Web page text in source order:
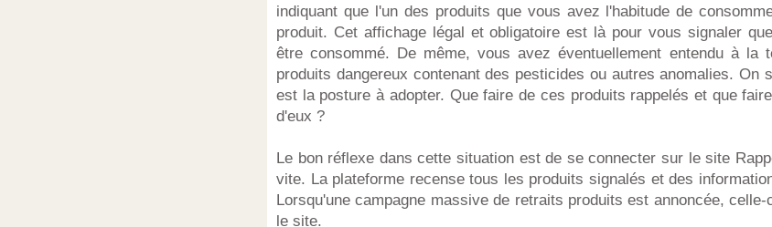
indiquant que l'un des produits que vous avez l'habitude de
produit. Cet affichage légal et obligatoire est là pour vous signaler
être consommé. De même, vous avez éventuellement entendu à la
produits dangereux contenant des pesticides ou autres anomalies. On
est la posture à adopter. Que faire de ces produits rappelés et que
d'eux ?
Le bon réflexe dans cette situation est de se connecter sur le site
vite. La plateforme recense tous les produits signalés et des
Lorsqu'une campagne massive de retraits produits est annoncée,
le site.